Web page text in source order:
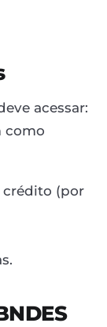
acessar:
como
crédito (por